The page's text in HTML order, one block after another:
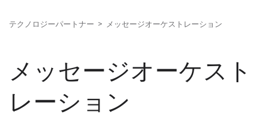
テクノロジーパートナー > メッセージオーケストレーション
メッセージオーケスト
レーション